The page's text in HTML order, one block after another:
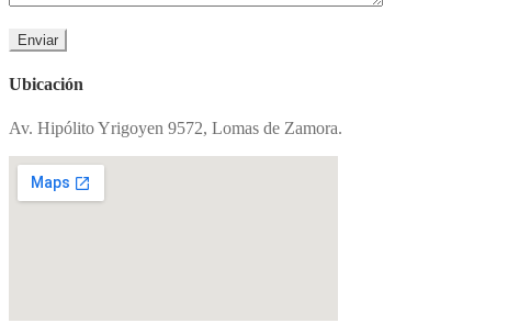
Ubicación
Av. Hipólito Yrigoyen 9572, Lomas de Zamora.